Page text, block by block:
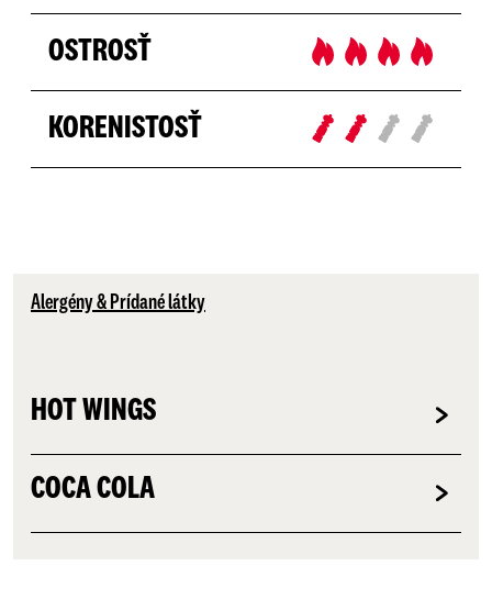
OSTROSŤ
KORENISTOSŤ
Alergény & Prídané látky
HOT WINGS
COCA COLA